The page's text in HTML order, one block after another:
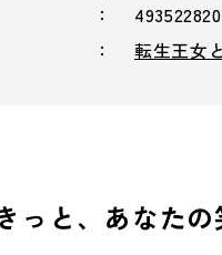
転生王女
っと、あなた